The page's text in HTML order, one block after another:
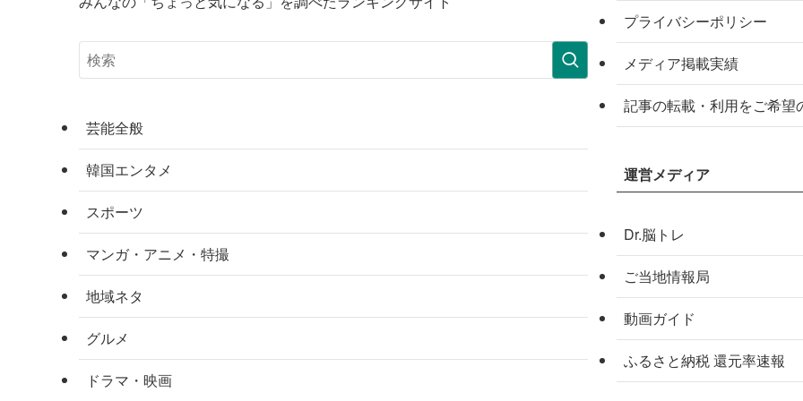
芸能全般
韓国エンタメ
スポーツ
マンガ・アニメ・特撮
地域ネタ
グルメ
ドラマ・映画
プライバシーポリシー
メディア掲載実績
記事の転載・利用をご希望
運営メディア
Dr.脳トレ
ご当地情報局
動画ガイド
ふるさと納税 還元率速報